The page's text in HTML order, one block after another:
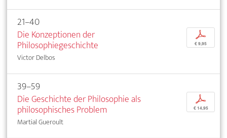
21–40
Die Konzeptionen der
Philosophiegeschichte
Victor Delbos
p
€ 9,95
39–59
Die Geschichte der Philosophie als
philosophisches Problem
Martial Gueroult
p
€ 14,95